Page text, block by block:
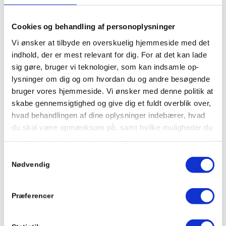
Cookies og behandling af personoplysninger
Vi ønsker at tilbyde en overskuelig hjemmeside med det
indhold, der er mest relevant for dig. For at det kan lade
sig gøre, bruger vi teknologier, som kan indsamle op-
lysninger om dig og om hvordan du og andre besøgende
bruger vores hjemmeside. Vi ønsker med denne politik at
skabe gennemsigtighed og give dig et fuldt overblik over,
hvad behandlingen af dine oplysninger indebærer, hvad
du skal være opmærksom på, samt hvilke muligheder du
BEHANDLING AF PERSONOPLYSNINGER VED
personoplysninger, og vi anbefaler derfor, at du også
behandling af personoplysninger og dine rettigheder.
Nødvendig
Præferencer
samarbejdet mellem sektorerne, kan vi sammen
skabe bedre vilkår for de mest udsatte borgere og
sikre indsatser der er mere inkluderende og
bæredygtige.